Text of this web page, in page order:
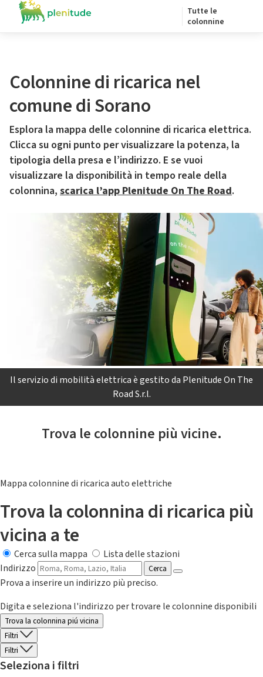
Tutte le
colonnine
Colonnine di ricarica nel
comune di Sorano
Esplora la mappa delle colonnine di ricarica elettrica.
Clicca su ogni punto per visualizzare la potenza, la
tipologia della presa e l’indirizzo. E se vuoi
visualizzare la disponibilità in tempo reale della
colonnina, scarica l’app Plenitude On The Road.
Il servizio di mobilità elettrica è gestito da Plenitude On The
Road S.r.l.
Trova le colonnine più vicine.
Mappa colonnine di ricarica auto elettriche
Trova la colonnina di ricarica più
vicina a te
Cerca sulla mappa
Lista delle stazioni
Indirizzo
Cerca
Prova a inserire un indirizzo più preciso.
Digita e seleziona l'indirizzo per trovare le colonnine disponibili
Trova la colonnina piú vicina
Filtri
Filtri
Seleziona i filtri